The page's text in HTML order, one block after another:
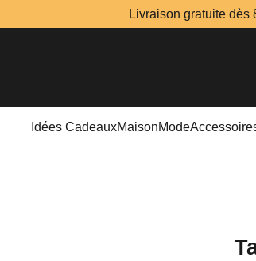
Livraison gratuite dès
Idées CadeauxMaisonMode